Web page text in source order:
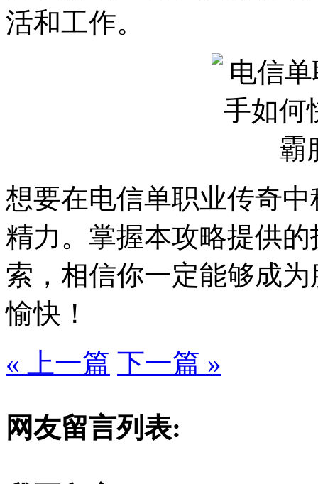
活和工作。
想要在电信单职业传奇
精力。掌握本攻略提供
索，相信你一定能够成
愉快！
« 上一篇 下一篇 »
网友留言列表: